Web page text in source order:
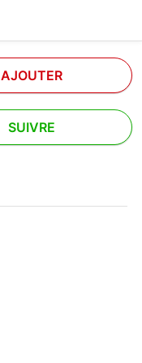
AJOUTER
SUIVRE